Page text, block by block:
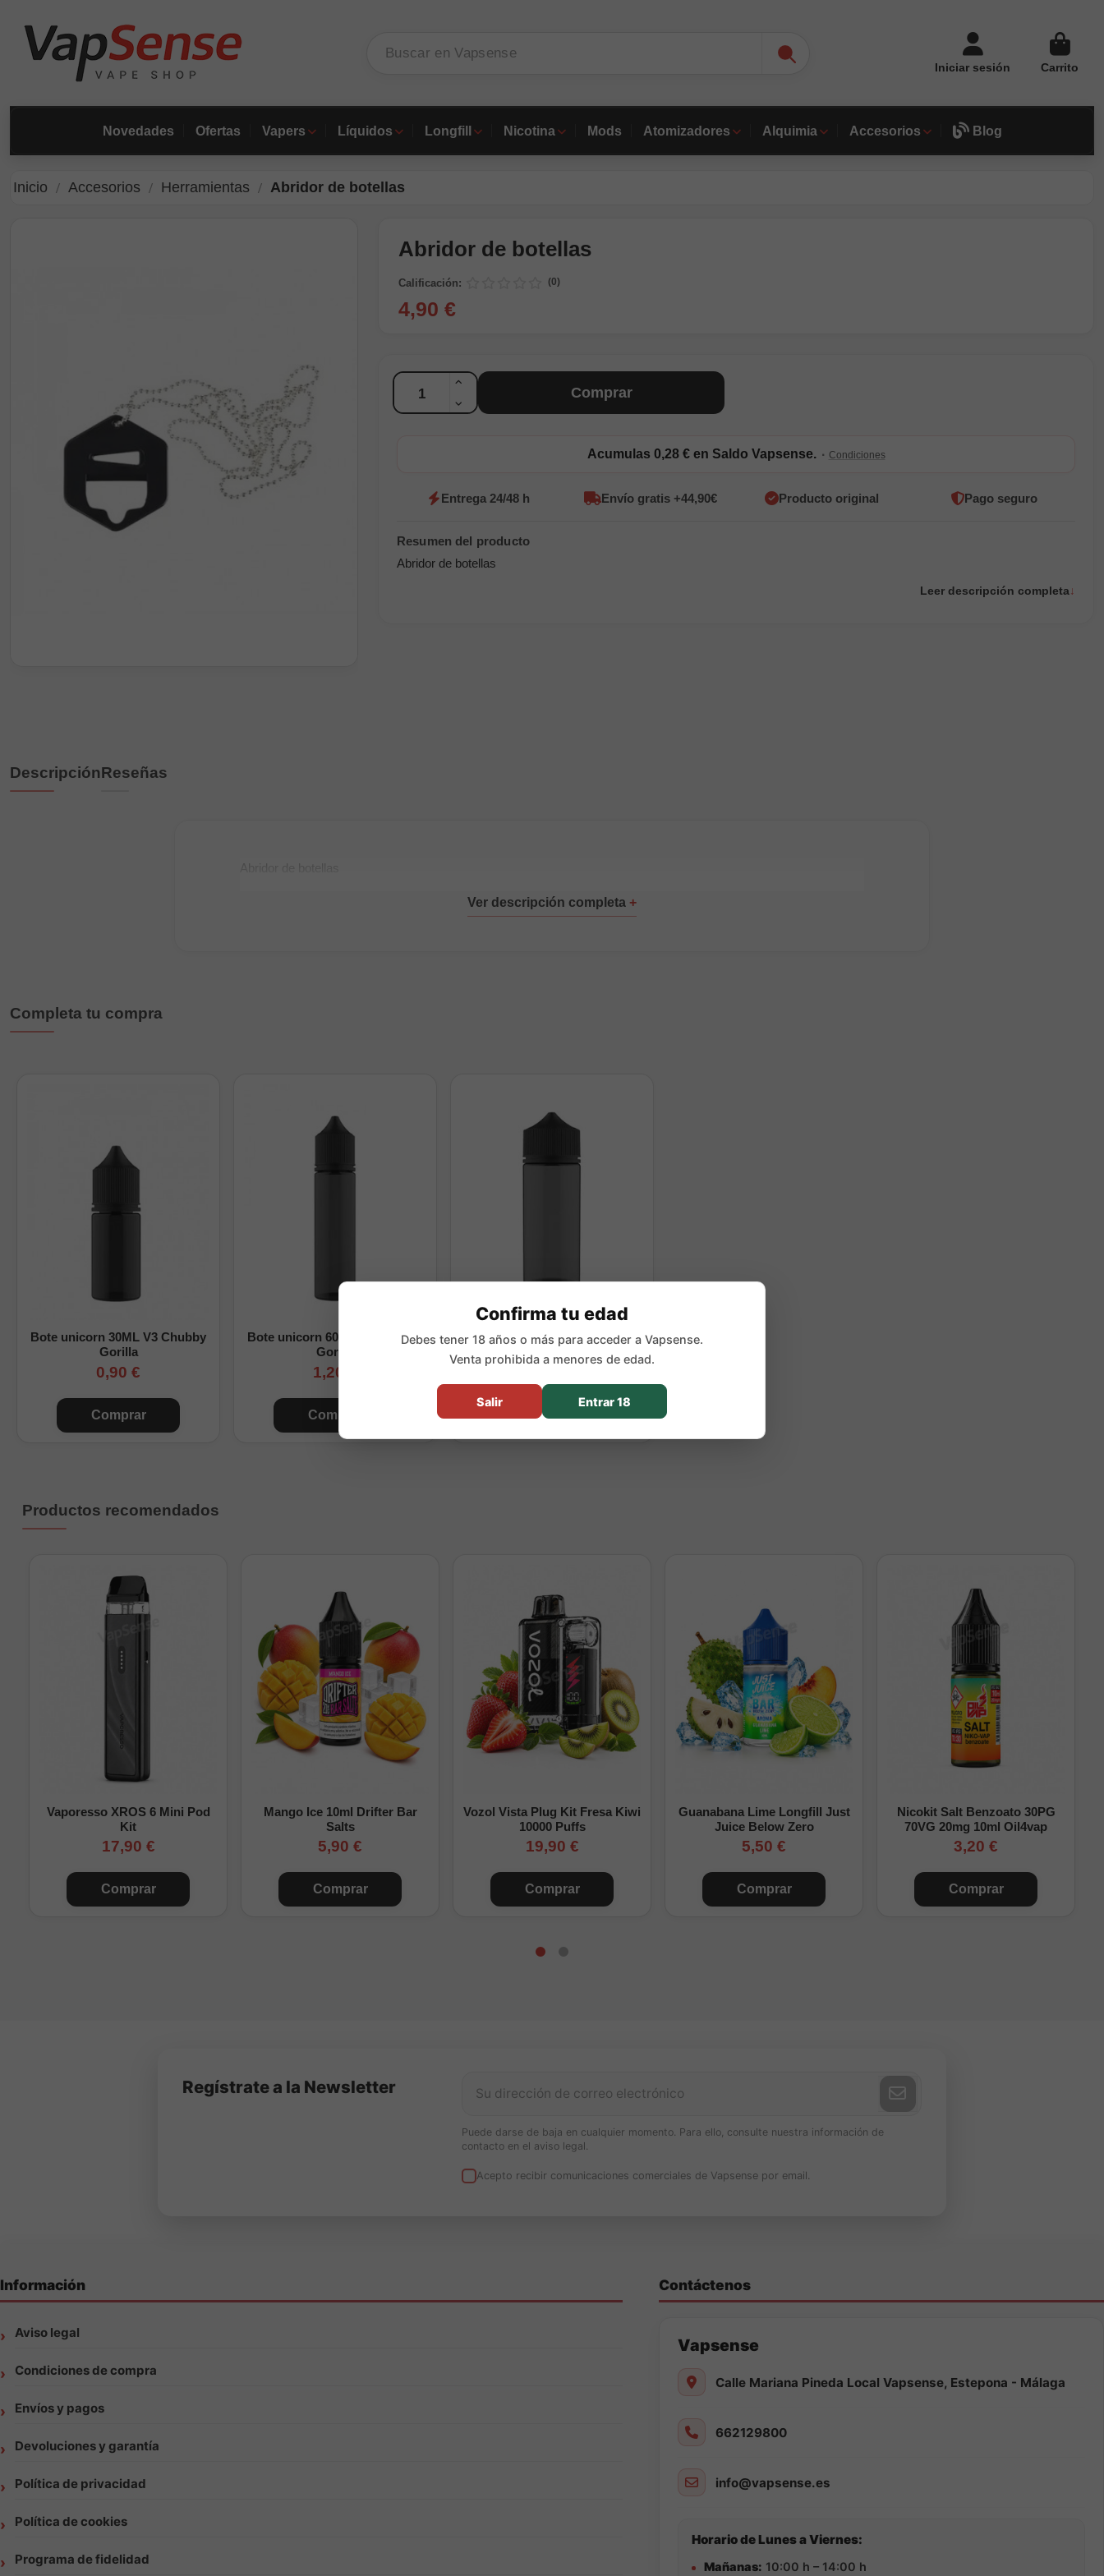
Iniciar sesión Carrito
Novedades Ofertas Vapers Líquidos Longfill Nicotina Mods Atomizadores Alquimia Accesorios Blog
Inicio Accesorios Herramientas Abridor de botellas
Abridor de botellas
Calificación: (0)
4,90 €
Cantidad
Comprar
Acumulas 0,28 € en Saldo Vapsense. · Condiciones
Entrega 24/48 h Envío gratis +44,90€ Producto original Pago seguro
Abridor de botellas
Leer descripción completa
DescripciónReseñas
Completa tu compra
Bote unicorn 30ML V3 Chubby
Gorilla
0,90 €
Comprar
Bote unicorn 60ML V3 Chubby
Gorilla
1,20 €
Comprar
Bote unicorn 120ML V3 Chubby
Comprar
Productos recomendados
Vaporesso XROS 6 Mini Pod
Kit
17,90 €
Comprar
Mango Ice 10ml Drifter Bar
Salts
5,90 €
Comprar
Vozol Vista Plug Kit Fresa Kiwi
10000 Puffs
19,90 €
Comprar
Guanabana Lime Longfill Just
Juice Below Zero
5,50 €
Comprar
Nicokit Salt Benzoato 30PG
70VG 20mg 10ml Oil4vap
3,20 €
Comprar
Regístrate a la Newsletter
Puede darse de baja en cualquier momento. Para ello, consulte nuestra información de
contacto en el aviso legal.
Acepto recibir comunicaciones comerciales de Vapsense por email.
Información
Aviso legal
Condiciones de compra
Envíos y pagos
Devoluciones y garantía
Política de privacidad
Política de cookies
Programa de fidelidad
Contáctenos
Vapsense
Calle Mariana Pineda Local Vapsense, Estepona - Málaga
662129800
info@vapsense.es
Horario de Lunes a Viernes:
Mañanas: 10:00 h – 14:00 h
Confirma tu edad
Debes tener 18 años o más para acceder a Vapsense.
Venta prohibida a menores de edad.
Salir Entrar 18